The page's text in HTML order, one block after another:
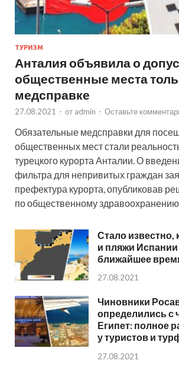
ТУРИЗМ
Анталия объявила о
общественные места
медсправке
27.08.2021 - от admin - Оставьте
Обязательные медсправки для
общественных мест стали
турецкого курорта Анталии. О
фильтра для непривитых граждан
префектура курорта, опубликовав
по общественному
Стало известно,
и пляжи Испании
ближайшее
27.08.2021
Чиновники
определились с
Египет: полное
у туристов и
27.08.2021